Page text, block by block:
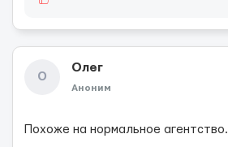
О
Олег
Аноним
Похоже на нормальное агентство.